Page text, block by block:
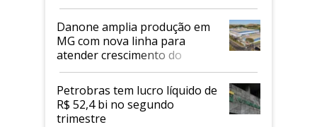
Danone amplia produção em
MG com nova linha para
atender crescimento do
mercado de alimentos
proteicos
Petrobras tem lucro líquido de
R$ 52,4 bi no segundo
trimestre